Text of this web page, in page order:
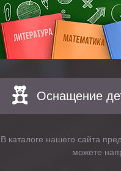
Оснащение
В каталоге нашего сайта
можете